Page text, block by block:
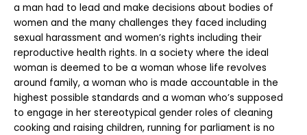
a man had to lead and make decisions about bodies of
women and the many challenges they faced including
sexual harassment and women’s rights including their
reproductive health rights. In a society where the ideal
woman is deemed to be a woman whose life revolves
around family, a woman who is made accountable in the
highest possible standards and a woman who’s supposed
to engage in her stereotypical gender roles of cleaning
cooking and raising children, running for parliament is no